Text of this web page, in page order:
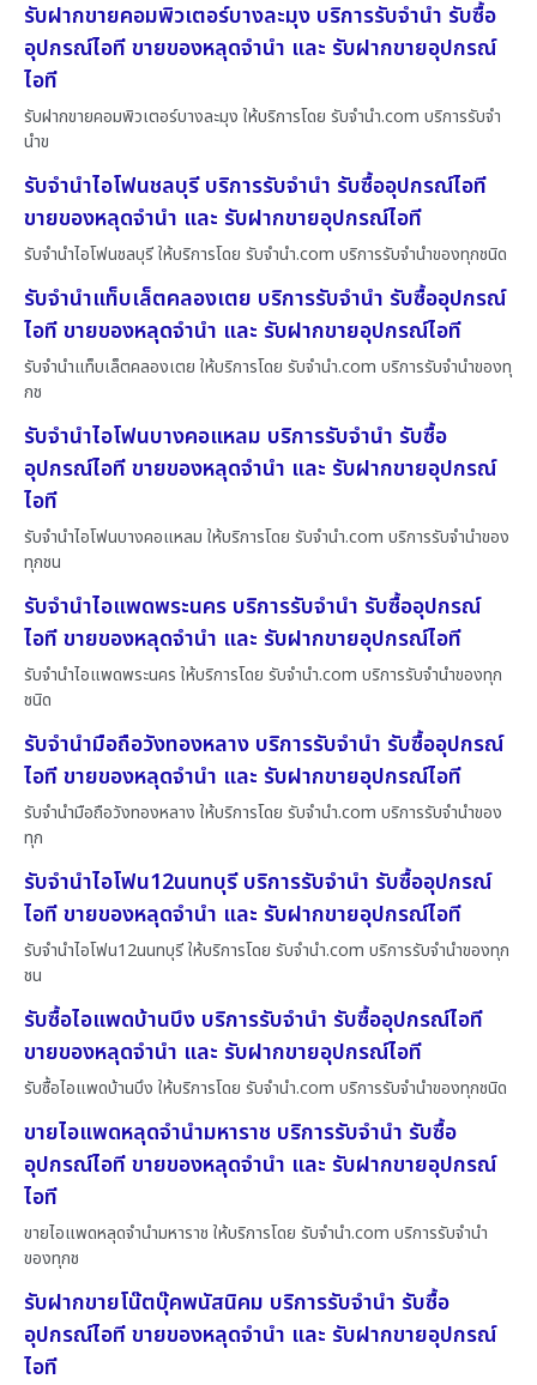
รับฝากขายคอมพิวเตอร์บางละมุง บริการรับจำนำ รับซื้อ
อุปกรณ์ไอที ขายของหลุดจำนำ และ รับฝากขายอุปกรณ์
ไอที
รับฝากขายคอมพิวเตอร์บางละมุง ให้บริการโดย รับจํานํา.com บริการรับจำ
นำข
รับจำนำไอโฟนชลบุรี บริการรับจำนำ รับซื้ออุปกรณ์ไอที
ขายของหลุดจำนำ และ รับฝากขายอุปกรณ์ไอที
รับจำนำไอโฟนชลบุรี ให้บริการโดย รับจํานํา.com บริการรับจำนำของทุกชนิด
รับจำนำแท็บเล็ตคลองเตย บริการรับจำนำ รับซื้ออุปกรณ์
ไอที ขายของหลุดจำนำ และ รับฝากขายอุปกรณ์ไอที
รับจำนำแท็บเล็ตคลองเตย ให้บริการโดย รับจํานํา.com บริการรับจำนำของทุ
กช
รับจำนำไอโฟนบางคอแหลม บริการรับจำนำ รับซื้อ
อุปกรณ์ไอที ขายของหลุดจำนำ และ รับฝากขายอุปกรณ์
ไอที
รับจำนำไอโฟนบางคอแหลม ให้บริการโดย รับจํานํา.com บริการรับจำนำของ
ทุกชน
รับจำนำไอแพดพระนคร บริการรับจำนำ รับซื้ออุปกรณ์
ไอที ขายของหลุดจำนำ และ รับฝากขายอุปกรณ์ไอที
รับจำนำไอแพดพระนคร ให้บริการโดย รับจํานํา.com บริการรับจำนำของทุก
ชนิด
รับจำนำมือถือวังทองหลาง บริการรับจำนำ รับซื้ออุปกรณ์
ไอที ขายของหลุดจำนำ และ รับฝากขายอุปกรณ์ไอที
รับจำนำมือถือวังทองหลาง ให้บริการโดย รับจํานํา.com บริการรับจำนำของ
ทุก
รับจำนำไอโฟน12นนทบุรี บริการรับจำนำ รับซื้ออุปกรณ์
ไอที ขายของหลุดจำนำ และ รับฝากขายอุปกรณ์ไอที
รับจำนำไอโฟน12นนทบุรี ให้บริการโดย รับจํานํา.com บริการรับจำนำของทุก
ชน
รับซื้อไอแพดบ้านบึง บริการรับจำนำ รับซื้ออุปกรณ์ไอที
ขายของหลุดจำนำ และ รับฝากขายอุปกรณ์ไอที
รับซื้อไอแพดบ้านบึง ให้บริการโดย รับจํานํา.com บริการรับจำนำของทุกชนิด
ขายไอแพดหลุดจำนำมหาราช บริการรับจำนำ รับซื้อ
อุปกรณ์ไอที ขายของหลุดจำนำ และ รับฝากขายอุปกรณ์
ไอที
ขายไอแพดหลุดจำนำมหาราช ให้บริการโดย รับจํานํา.com บริการรับจำนำ
ของทุกช
รับฝากขายโน๊ตบุ๊คพนัสนิคม บริการรับจำนำ รับซื้อ
อุปกรณ์ไอที ขายของหลุดจำนำ และ รับฝากขายอุปกรณ์
ไอที